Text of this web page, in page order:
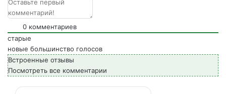
0 комментариев
старые
новые большинство голосов
Встроенные отзывы
Посмотреть все комментарии